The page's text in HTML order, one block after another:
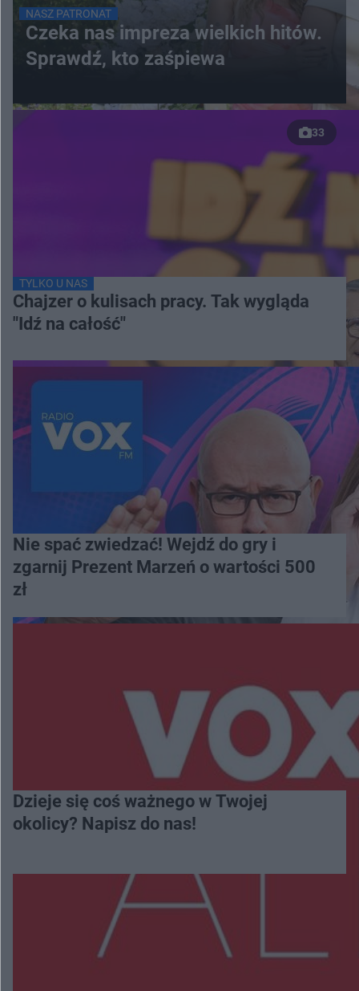
NASZ PATRONAT
Czeka nas impreza wielkich hitów.
Sprawdź, kto zaśpiewa
33
TYLKO U NAS
Chajzer o kulisach pracy. Tak wygląda
"Idź na całość"
Nie spać zwiedzać! Wejdź do gry i
zgarnij Prezent Marzeń o wartości 500
zł
Dzieje się coś ważnego w Twojej
okolicy? Napisz do nas!
Więcej